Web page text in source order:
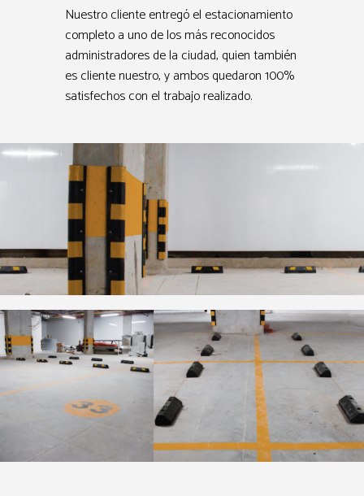
Nuestro cliente entregó el estacionamiento
completo a uno de los más reconocidos
administradores de la ciudad, quien también
es cliente nuestro, y ambos quedaron 100%
satisfechos con el trabajo realizado.